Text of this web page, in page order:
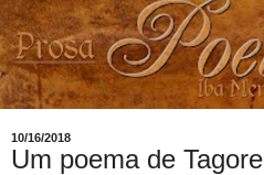
10/16/2018
Um poema de Tagore